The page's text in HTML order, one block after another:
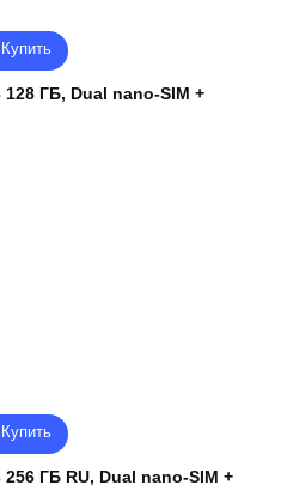
Купить
ГБ, Dual nano-SIM +
Купить
ГБ RU, Dual nano-SIM +